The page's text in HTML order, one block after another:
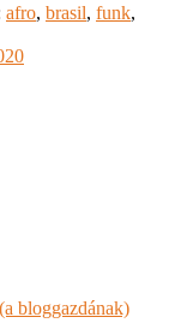
afro, brasil, funk,
bloggazdának)